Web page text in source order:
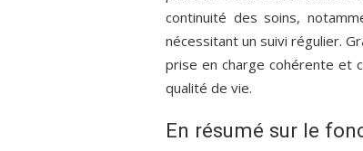
continuité des soins,
nécessitant un suivi régulier.
prise en charge cohérente et
qualité de vie.
En résumé sur le